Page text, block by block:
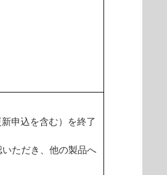
申込を含む）を終了
いただき、他の製品へ